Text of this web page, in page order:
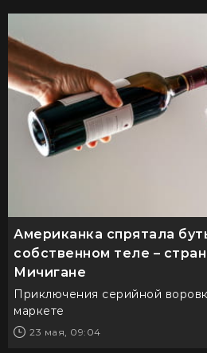
Американка спрятала
собственном теле –
Мичигане
Приключения серийной
маркете
23 мая, 09:04